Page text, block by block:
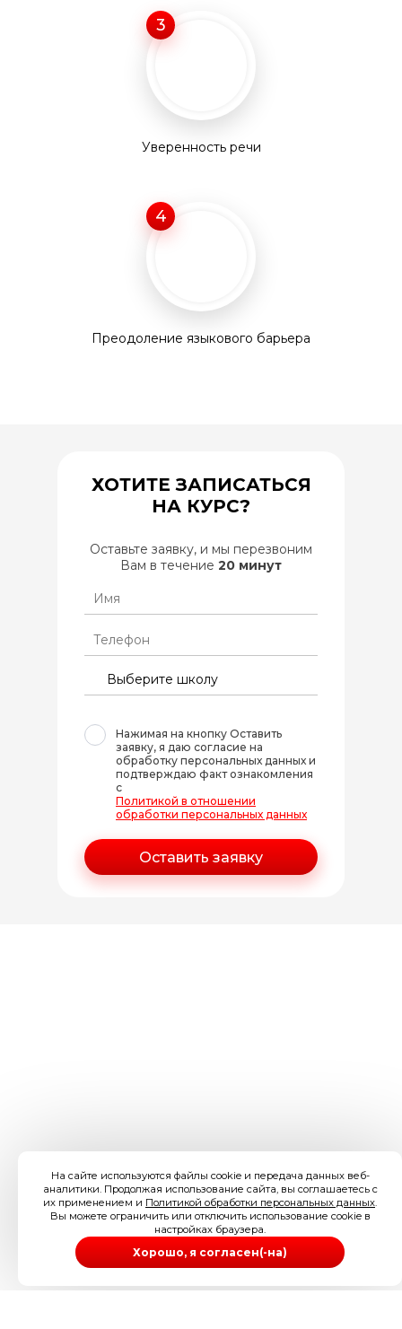
3
Уверенность речи
4
Преодоление языкового барьера
ХОТИТЕ ЗАПИСАТЬСЯ
НА КУРС?
Оставьте заявку, и мы перезвоним
Вам в течение 20 минут
Нажимая на кнопку Оставить
заявку, я даю согласие на
обработку персональных данных и
подтверждаю факт ознакомления
с
Политикой в отношении
обработки персональных данных
На сайте используются файлы cookie и передача данных веб-
аналитики. Продолжая использование сайта, вы соглашаетесь с
их применением и Политикой обработки персональных данных.
Вы можете ограничить или отключить использование cookie в
настройках браузера.
Хорошо, я согласен(-на)